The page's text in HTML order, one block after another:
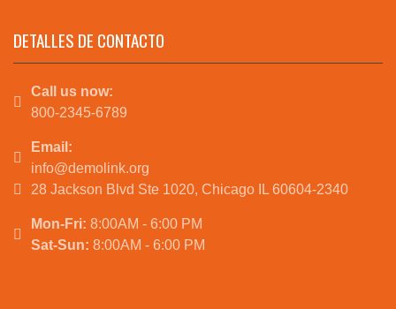
DETALLES DE CONTACTO
Call us now:
800-2345-6789
Email:
info@demolink.org
28 Jackson Blvd Ste 1020, Chicago IL 60604-2340
Mon-Fri: 8:00AM - 6:00 PM
Sat-Sun: 8:00AM - 6:00 PM